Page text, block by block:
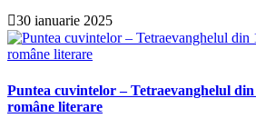
30 ianuarie 2025
Puntea cuvintelor – Tetraevanghelul
române literare